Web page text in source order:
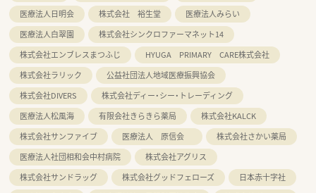
医療法人日明会
株式会社 裕生堂
医療法人みらい
医療法人白翠園
株式会社シンクロファーマネット14
株式会社エンブレスまつふじ
HYUGA PRIMARY CARE株式会社
株式会社ラリック
公益社団法人地域医療振興協会
株式会社DIVERS
株式会社ディー・シー・トレーディング
医療法人松風海
有限会社きらきら薬局
株式会社KALCK
株式会社サンファイブ
医療法人 原信会
株式会社さかい薬局
医療法人社団相和会中村病院
株式会社アグリス
株式会社サンドラッグ
株式会社グッドフェローズ
日本赤十字社